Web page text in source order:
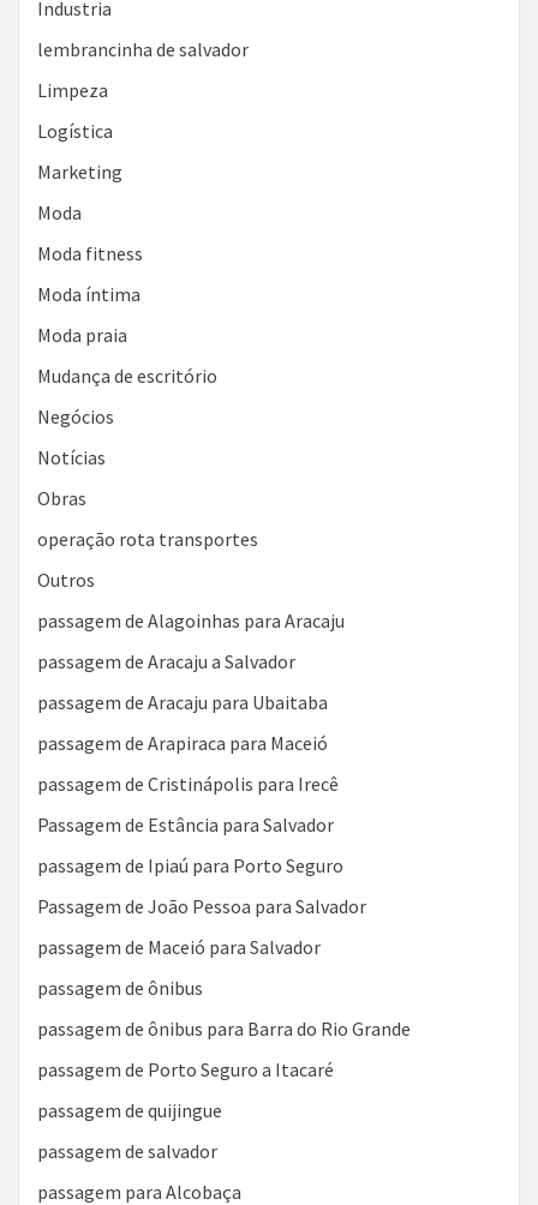
Industria
lembrancinha de salvador
Limpeza
Logística
Marketing
Moda
Moda fitness
Moda íntima
Moda praia
Mudança de escritório
Negócios
Notícias
Obras
operação rota transportes
Outros
passagem de Alagoinhas para Aracaju
passagem de Aracaju a Salvador
passagem de Aracaju para Ubaitaba
passagem de Arapiraca para Maceió
passagem de Cristinápolis para Irecê
Passagem de Estância para Salvador
passagem de Ipiaú para Porto Seguro
Passagem de João Pessoa para Salvador
passagem de Maceió para Salvador
passagem de ônibus
passagem de ônibus para Barra do Rio Grande
passagem de Porto Seguro a Itacaré
passagem de quijingue
passagem de salvador
passagem para Alcobaça